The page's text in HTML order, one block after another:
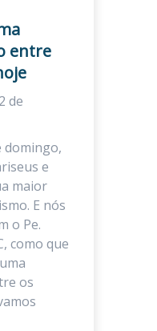
entre
2 de
domingo,
e
maior
E nós
o Pe.
como que
os